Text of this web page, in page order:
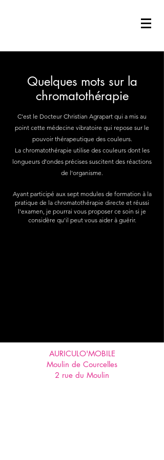
Quelques mots sur la
chromatothérapie
C'est le Docteur Christian Agrapart qui a mis au
point cette médecine vibratoire qui repose sur le
pouvoir thérapeutique des couleurs.
La chromatothérapie utilise des couleurs dont les
longueurs d'ondes précises suscitent des réactions
de l'organisme.
Ayant participé aux sept modules de formation à la
pratique de la chromatothérapie directe et réussi
l'examen, je pourrai vous proposer ce soin si je
considère qu'il peut vous aider à guérir.
AURICULO'MOBILE
Moulin de Courcelles
2 rue du Moulin